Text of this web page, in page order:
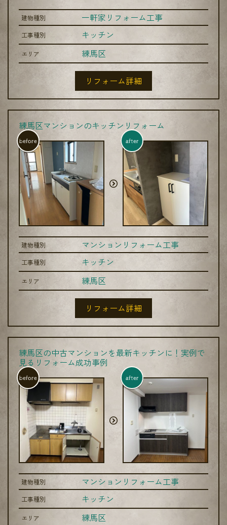
建物種別 一軒家リフォーム工事
工事種別 キッチン
エリア 練馬区
リフォーム詳細
練馬区マンションのキッチンリフォーム
before after
建物種別 マンションリフォーム工事
工事種別 キッチン
エリア 練馬区
リフォーム詳細
練馬区の中古マンションを最新キッチンに！実例で
見るリフォーム成功事例
before after
建物種別 マンションリフォーム工事
工事種別 キッチン
エリア 練馬区